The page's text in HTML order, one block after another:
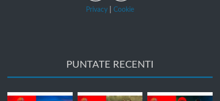
Privacy Cookie
PUNTATE RECENTI